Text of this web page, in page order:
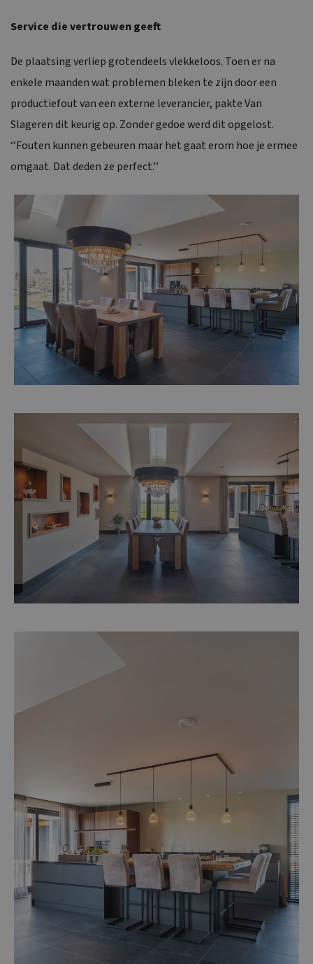
Service die vertrouwen geeft
De plaatsing verliep grotendeels vlekkeloos. Toen er na
enkele maanden wat problemen bleken te zijn door een
productiefout van een externe leverancier, pakte Van
Slageren dit keurig op. Zonder gedoe werd dit opgelost.
‘’Fouten kunnen gebeuren maar het gaat erom hoe je ermee
omgaat. Dat deden ze perfect.’’